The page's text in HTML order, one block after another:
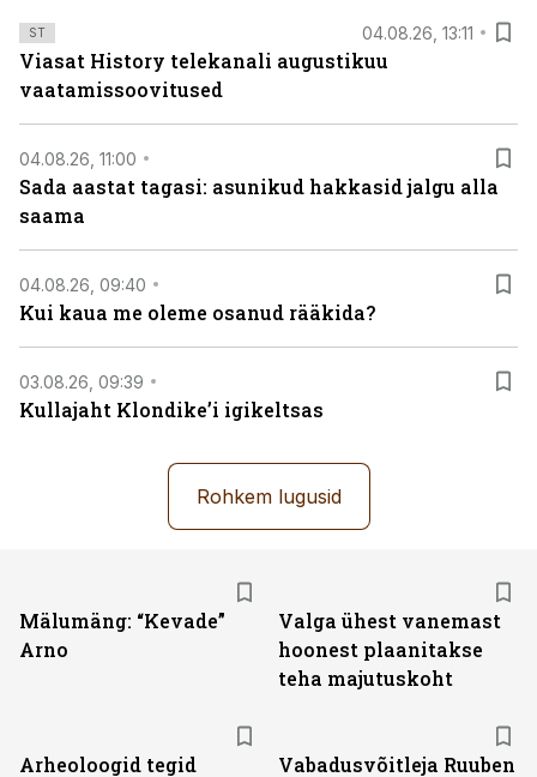
ST 04.08.26, 13:11
Viasat History telekanali augustikuu
vaatamissoovitused
04.08.26, 11:00
Sada aastat tagasi: asunikud hakkasid jalgu alla
saama
04.08.26, 09:40
Kui kaua me oleme osanud rääkida?
03.08.26, 09:39
Kullajaht Klondike’i igikeltsas
Rohkem lugusid
Mälumäng: “Kevade”
Arno
Valga ühest vanemast
hoonest plaanitakse
teha majutuskoht
Arheoloogid tegid Vabadusvõitleja Ruuben